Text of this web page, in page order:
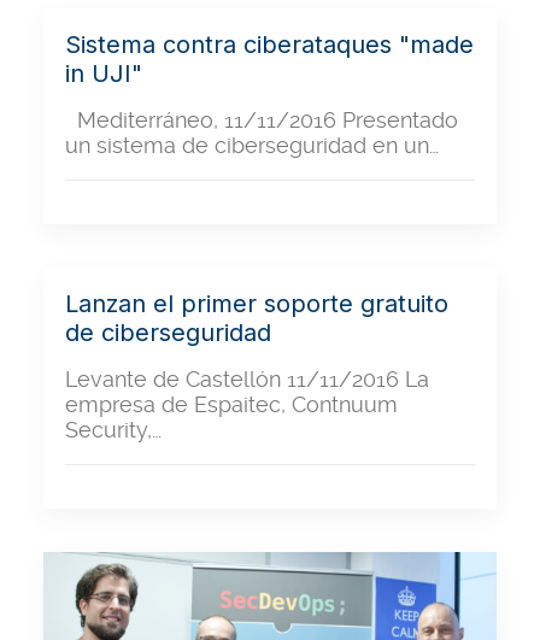
Sistema contra ciberataques "made
in UJI"
Mediterráneo, 11/11/2016 Presentado
un sistema de ciberseguridad en un…
Lanzan el primer soporte gratuito
de ciberseguridad
Levante de Castellón 11/11/2016 La
empresa de Espaitec, Contnuum
Security,…